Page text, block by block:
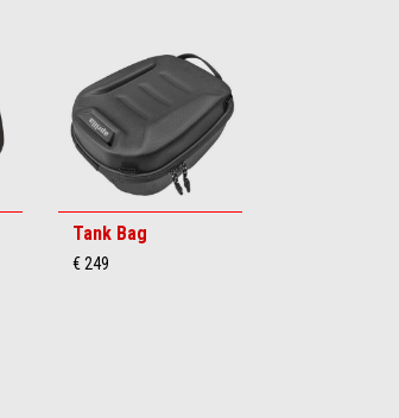
Tank Bag
€ 249